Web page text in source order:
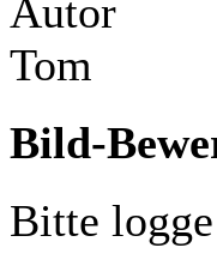
Autor
Tom
Bild-
Bitte